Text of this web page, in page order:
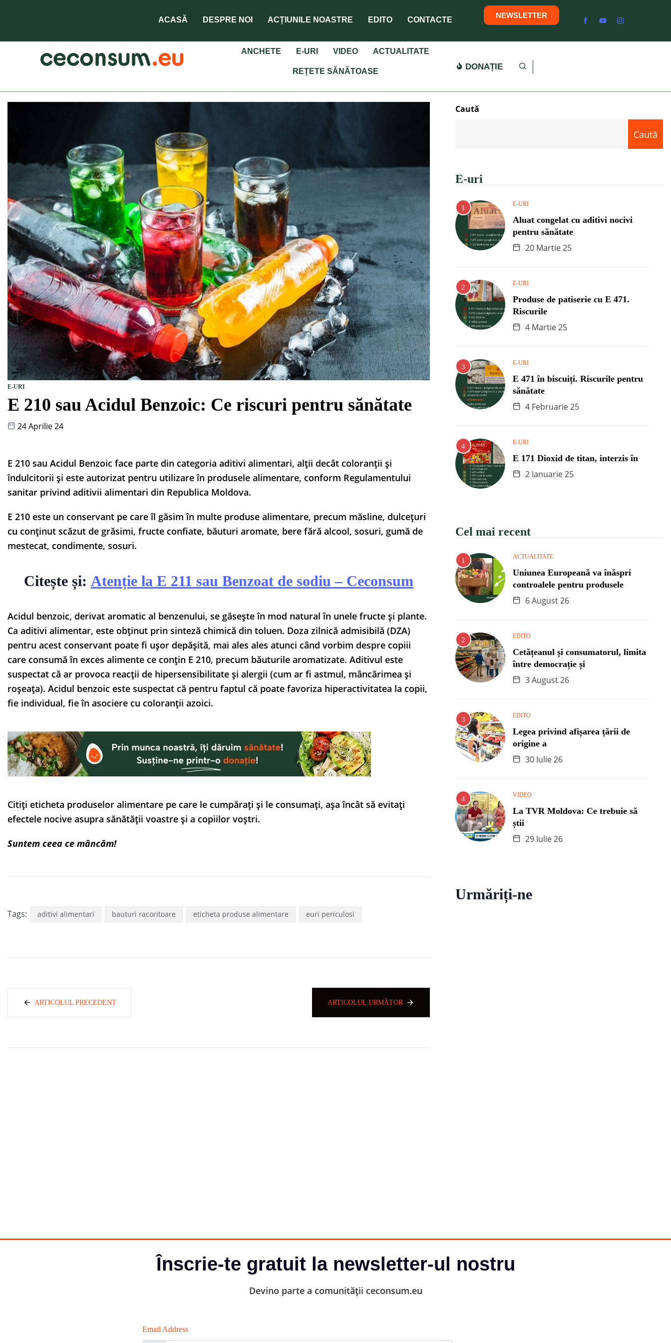
ACASĂ DESPRE NOI ACȚIUNILE NOASTRE EDITO CONTACTE
NEWSLETTER
ANCHETE E-URI VIDEO ACTUALITATE
REȚETE SĂNĂTOASE DONAȚIE
E-URI
E 210 sau Acidul Benzoic: Ce riscuri pentru sănătate
24 Aprilie 24
E 210 sau Acidul Benzoic face parte din categoria aditivi alimentari, alții decât coloranții și
îndulcitorii și este autorizat pentru utilizare în produsele alimentare, conform Regulamentului
sanitar privind aditivii alimentari din Republica Moldova.
E 210 este un conservant pe care îl găsim în multe produse alimentare, precum măsline, dulcețuri
cu conținut scăzut de grăsimi, fructe confiate, băuturi aromate, bere fără alcool, sosuri, gumă de
mestecat, condimente, sosuri.
Citește și: Atenție la E 211 sau Benzoat de sodiu – Ceconsum
Acidul benzoic, derivat aromatic al benzenului, se găsește în mod natural în unele fructe și plante.
Ca aditivi alimentar, este obținut prin sinteză chimică din toluen. Doza zilnică admisibilă (DZA)
pentru acest conservant poate fi ușor depășită, mai ales ales atunci când vorbim despre copiii
care consumă în exces alimente ce conțin E 210, precum băuturile aromatizate. Aditivul este
suspectat că ar provoca reacții de hipersensibilitate și alergii (cum ar fi astmul, mâncărimea și
roșeața). Acidul benzoic este suspectat că pentru faptul că poate favoriza hiperactivitatea la copii,
fie individual, fie în asociere cu coloranții azoici.
Citiți eticheta produselor alimentare pe care le cumpărați și le consumați, așa încât să evitați
efectele nocive asupra sănătății voastre și a copiilor voștri.
Suntem ceea ce mâncăm!
Tags: aditivi alimentari bauturi racoritoare eticheta produse alimentare euri periculosi
ARTICOLUL PRECEDENT ARTICOLUL URMĂTOR
Caută
Caută
E-uri
E-URI
Aluat congelat cu aditivi nocivi
pentru sănătate
20 Martie 25
E-URI
Produse de patiserie cu E 471.
Riscurile
4 Martie 25
E-URI
E 471 în biscuiți. Riscurile pentru
sănătate
4 Februarie 25
E-URI
E 171 Dioxid de titan, interzis în
2 Ianuarie 25
Cel mai recent
ACTUALITATE
Uniunea Europeană va înăspri
controalele pentru produsele
6 August 26
EDITO
Cetățeanul și consumatorul, limita
între democrație și
3 August 26
EDITO
Legea privind afișarea țării de
origine a
30 Iulie 26
VIDEO
La TVR Moldova: Ce trebuie să
știi
29 Iulie 26
Urmăriți-ne
Înscrie-te gratuit la newsletter-ul nostru
Devino parte a comunității ceconsum.eu
Email Address